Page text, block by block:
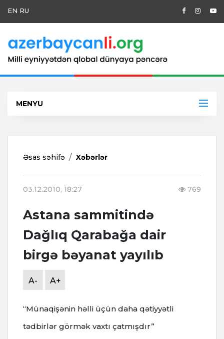
EN RU
MENYU
Əsas səhifə Xəbərlər
03.12.2010, 18:27 769
Astana sammitində
Dağlıq Qarabağa dair
birgə bəyanat yayılıb
A- A+
“Münaqişənin həlli üçün daha qətiyyətli
tədbirlər görmək vaxtı çatmışdır”